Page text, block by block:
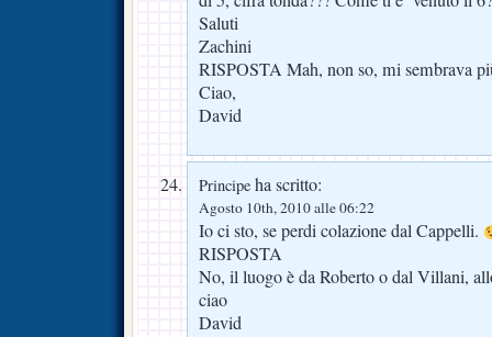
Saluti
Zachini
RISPOSTA Mah, non so, mi sembrava
Ciao,
David
Principe ha scritto:
Agosto 10th, 2010 alle 06:22
Io ci sto, se perdi colazione dal Cappelli.
RISPOSTA
No, il luogo è da Roberto o dal Villani,
ciao
David